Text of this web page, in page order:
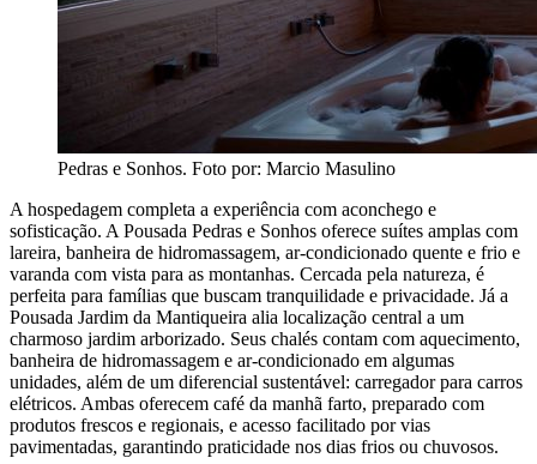
Pedras e Sonhos. Foto por: Marcio Masulino
A hospedagem completa a experiência com aconchego e
sofisticação. A Pousada Pedras e Sonhos oferece suítes amplas com
lareira, banheira de hidromassagem, ar-condicionado quente e frio e
varanda com vista para as montanhas. Cercada pela natureza, é
perfeita para famílias que buscam tranquilidade e privacidade. Já a
Pousada Jardim da Mantiqueira alia localização central a um
charmoso jardim arborizado. Seus chalés contam com aquecimento,
banheira de hidromassagem e ar-condicionado em algumas
unidades, além de um diferencial sustentável: carregador para carros
elétricos. Ambas oferecem café da manhã farto, preparado com
produtos frescos e regionais, e acesso facilitado por vias
pavimentadas, garantindo praticidade nos dias frios ou chuvosos.